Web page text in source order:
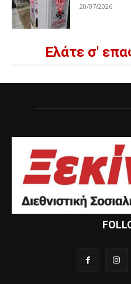
20/07/2026
Ελάτε σ'